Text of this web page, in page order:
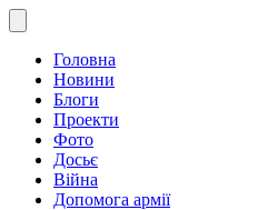
Головна
Новини
Блоги
Проекти
Фото
Досьє
Війна
Допомога армії